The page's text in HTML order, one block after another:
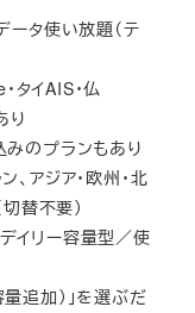
タ使い放題（テ
タイAIS・仏
り
のプランもあり
アジア・欧州・北
替不要）
イリー容量型／使
追加）」を選ぶだ